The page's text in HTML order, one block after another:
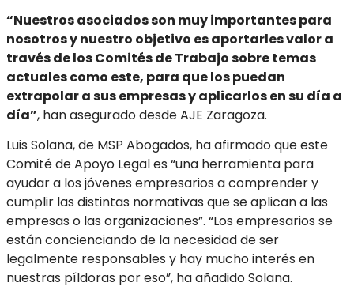
“Nuestros asociados son muy importantes para
nosotros y nuestro objetivo es aportarles valor a
través de los Comités de Trabajo sobre temas
actuales como este, para que los puedan
extrapolar a sus empresas y aplicarlos en su día a
día”, han asegurado desde AJE Zaragoza.
Luis Solana, de MSP Abogados, ha afirmado que este
Comité de Apoyo Legal es “una herramienta para
ayudar a los jóvenes empresarios a comprender y
cumplir las distintas normativas que se aplican a las
empresas o las organizaciones”. “Los empresarios se
están concienciando de la necesidad de ser
legalmente responsables y hay mucho interés en
nuestras píldoras por eso”, ha añadido Solana.